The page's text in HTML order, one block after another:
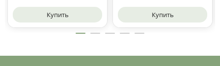
Купить Купить